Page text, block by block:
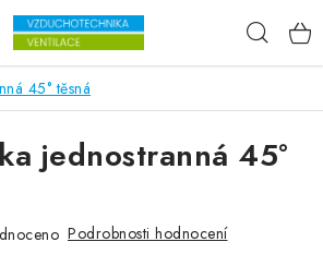
45° těsná
jednostranná 45°
Podrobnosti hodnocení